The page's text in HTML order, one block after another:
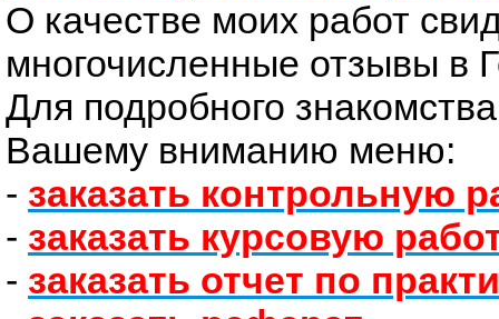
О качестве моих работ
многочисленные отзывы в
Для подробного
Вашему вниманию меню:
- заказать контрольную
- заказать курсовую
- заказать отчет по